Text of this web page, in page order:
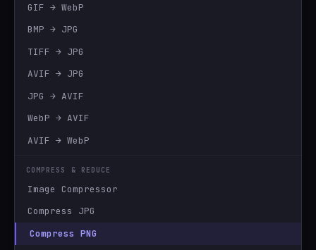
GIF → WebP
BMP → JPG
TIFF → JPG
AVIF → JPG
JPG → AVIF
WebP → AVIF
AVIF → WebP
COMPRESS & REDUCE
Image Compressor
Compress JPG
Compress PNG